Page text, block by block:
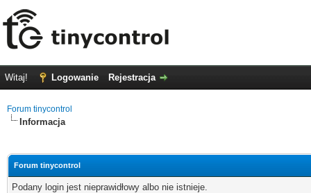
Witaj! Logowanie Rejestracja
Forum tinycontrol
Informacja
Forum tinycontrol
Podany login jest nieprawidłowy albo nie istnieje.